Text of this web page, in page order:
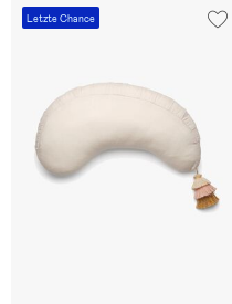
Letzte Chance